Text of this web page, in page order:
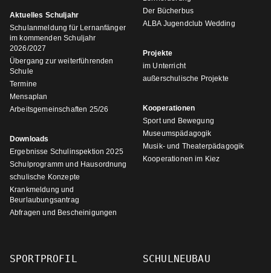
Aktuelles Schuljahr
Schulanmeldung für Lernanfänger
im kommenden Schuljahr
2026/2027
Übergang zur weiterführenden
Schule
Termine
Mensaplan
Arbeitsgemeinschaften 25/26
Downloads
Ergebnisse Schulinspektion 2025
Schulprogramm und Hausordnung
schulische Konzepte
Krankmeldung und
Beurlaubungsantrag
Abfragen und Bescheinigungen
Der Bücherbus
ALBA Jugendclub Wedding
Projekte
im Unterricht
außerschulische Projekte
Kooperationen
Sport und Bewegung
Museumspädagogik
Musik- und Theaterpädagogik
Kooperationen im Kiez
SPORTPROFIL SCHULNEUBAU